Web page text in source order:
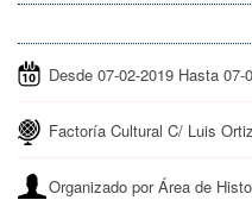
Desde 07-02-2019 Hasta 07-
Factoría Cultural C/ Luis
Organizado por Área de